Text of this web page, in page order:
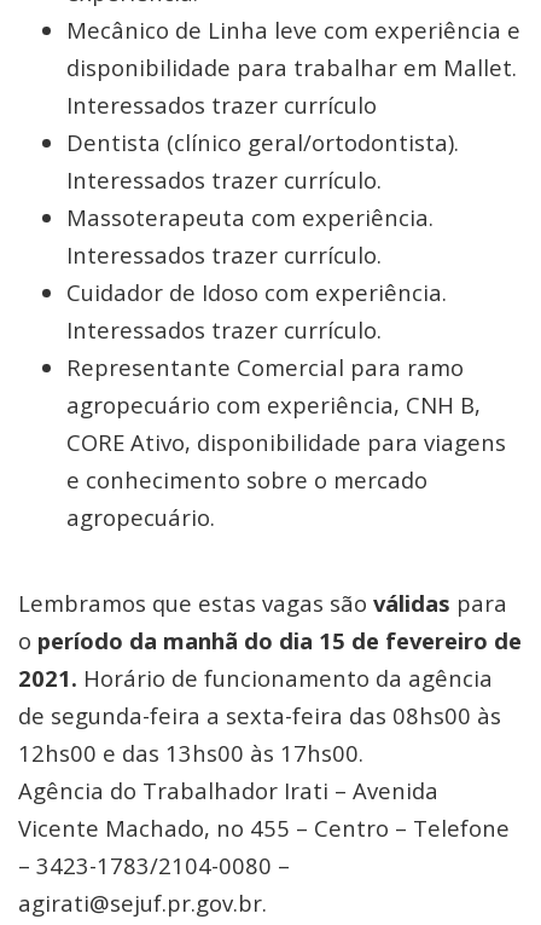
Mecânico de Linha leve com experiência e
disponibilidade para trabalhar em Mallet.
Interessados trazer currículo
Dentista (clínico geral/ortodontista).
Interessados trazer currículo.
Massoterapeuta com experiência.
Interessados trazer currículo.
Cuidador de Idoso com experiência.
Interessados trazer currículo.
Representante Comercial para ramo
agropecuário com experiência, CNH B,
CORE Ativo, disponibilidade para viagens
e conhecimento sobre o mercado
agropecuário.
Lembramos que estas vagas são válidas para
o período da manhã do dia 15 de fevereiro de
2021. Horário de funcionamento da agência
de segunda-feira a sexta-feira das 08hs00 às
12hs00 e das 13hs00 às 17hs00.
Agência do Trabalhador Irati – Avenida
Vicente Machado, no 455 – Centro – Telefone
– 3423-1783/2104-0080 –
agirati@sejuf.pr.gov.br.